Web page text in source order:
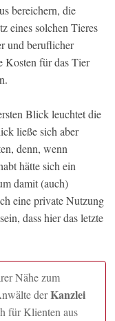
bereichern, die
eines solchen Tieres
und beruflicher
Kosten für das Tier
Blick leuchtet die
ließe sich aber
denn, wenn
hätte sich ein
damit (auch)
eine private Nutzung
dass hier das letzte
Nähe zum
derKanzlei
für Klienten aus